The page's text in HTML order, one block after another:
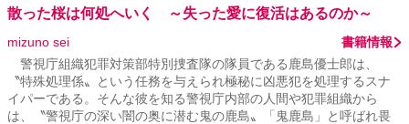
散った桜は何処へいく ～失った愛に復活はあるのか～
mizuno sei
書籍情報
警視庁組織犯罪対策部特別捜査隊の隊員である鹿島優士郎は、
〝特殊処理係〟という任務を与えられ極秘に凶悪犯を処理するスナ
イパーである。そんな彼を知る警視庁内部の人間や犯罪組織から
は、〝警視庁の深い闇の奥に潜む鬼の鹿島〟「鬼鹿島」と呼ばれ畏